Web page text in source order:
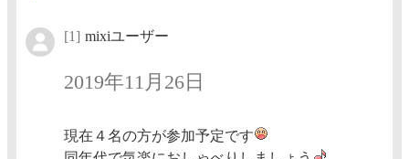
[1] mixiユーザー
2019年11月26日
現在４名の方が参加予定です